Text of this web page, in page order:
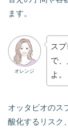
ます。
オレンジ
ス
で
よ。
オッタビオのス
酸化するリスク